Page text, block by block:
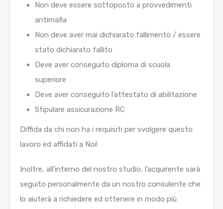
Non deve essere sottoposto a provvedimenti
antimafia
Non deve aver mai dichiarato fallimento / essere
stato dichiarato fallito
Deve aver conseguito diploma di scuola
superiore
Deve aver conseguito l’attestato di abilitazione
Stipulare assicurazione RC
Diffida da chi non ha i requisiti per svolgere questo
lavoro ed affidati a Noi!
Inoltre, all’interno del nostro studio, l’acquirente sarà
seguito personalmente da un nostro consulente che
lo aiuterà a richiedere ed ottenere in modo più